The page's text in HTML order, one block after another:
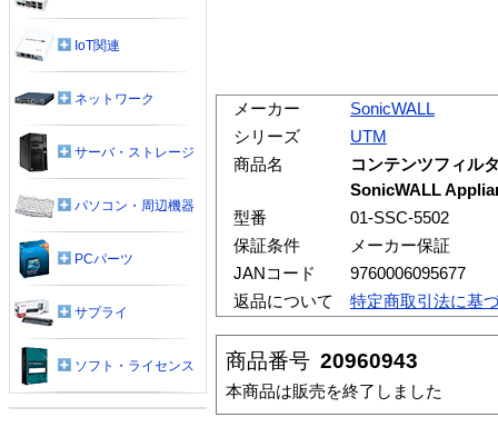
メーカー
SonicWALL
シリーズ
UTM
商品名
コンテンツフィル
SonicWALL
型番
01-SSC-5502
保証条件
メーカー保証
JANコード
9760006095677
返品について
特定商取引法に基
商品番号 20960943
本商品は販売を終了しました
IoT関連
ネットワーク
サーバ・ストレージ
パソコン・周辺機器
PCパーツ
サプライ
ソフト・ライセンス